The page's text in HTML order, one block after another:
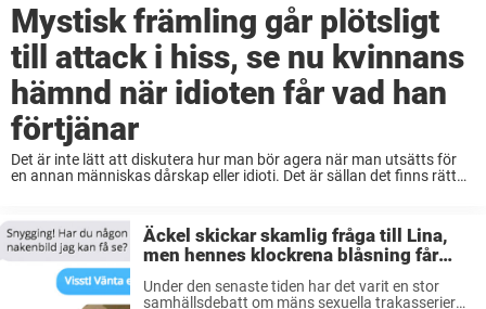
Mystisk främling går plötsligt
till attack i hiss, se nu kvinnans
hämnd när idioten får vad han
förtjänar
Det är inte lätt att diskutera hur man bör agera när man utsätts för
en annan människas dårskap eller idioti. Det är sällan det finns rätt
Äckel skickar skamlig fråga till Lina,
men hennes klockrena blåsning får
Under den senaste tiden har det varit en stor
samhällsdebatt om mäns sexuella trakasserier